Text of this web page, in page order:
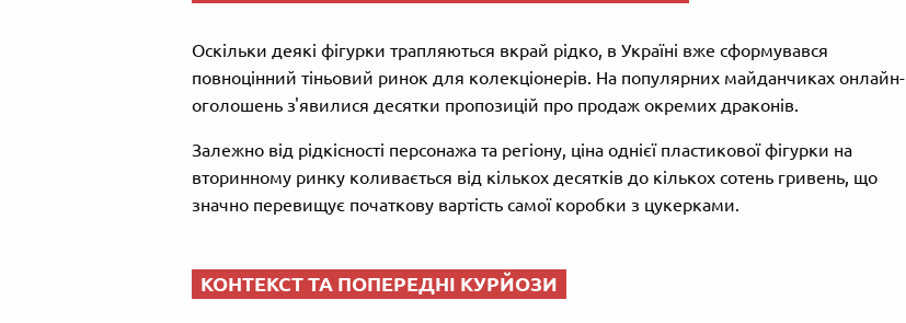
Оскільки деякі фігурки трапляються вкрай рідко, в Україні вже сформувався
повноцінний тіньовий ринок для колекціонерів. На популярних майданчиках онлайн-
оголошень з'явилися десятки пропозицій про продаж окремих драконів.
Залежно від рідкісності персонажа та регіону, ціна однієї пластикової фігурки на
вторинному ринку коливається від кількох десятків до кількох сотень гривень, що
значно перевищує початкову вартість самої коробки з цукерками.
КОНТЕКСТ ТА ПОПЕРЕДНІ КУРЙОЗИ